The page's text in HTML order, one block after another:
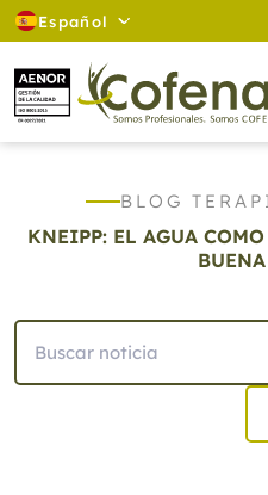
Español
BLOG
KNEIPP: EL AGUA